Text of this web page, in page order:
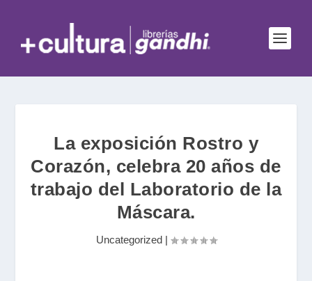
La exposición Rostro y
Corazón, celebra 20 años de
trabajo del Laboratorio de la
Máscara.
Uncategorized|